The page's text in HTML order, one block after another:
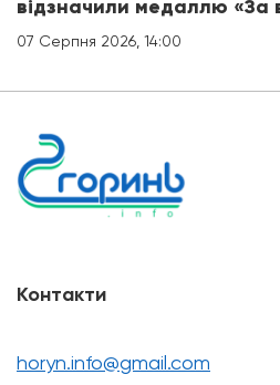
відзначили медаллю «За
07 Серпня 2026, 14:00
Контакти
horyn.info@gmail.com